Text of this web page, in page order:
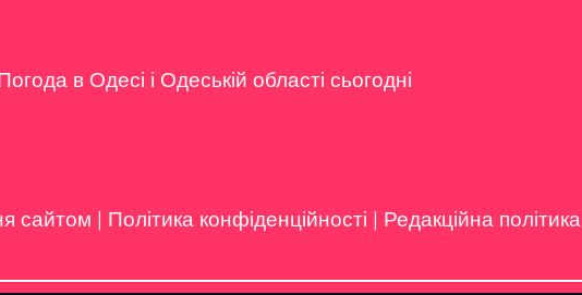
в Одесі і Одеській області сьогодні
сайтом | Політика конфіденційності | Редакційна політика